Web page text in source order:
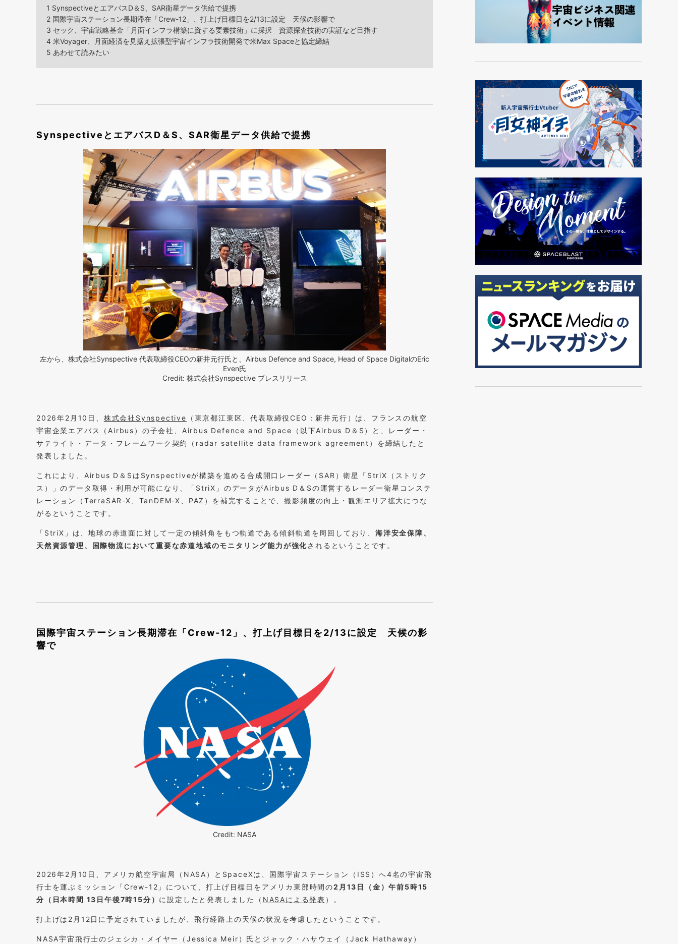
1 SynspectiveとエアバスD＆S、SAR衛星データ供給で提携
2 国際宇宙ステーション長期滞在「Crew-12」、打上げ目標日を2/13に設定 天候の影響で
3 セック、宇宙戦略基金「月面インフラ構築に資する要素技術」に採択 資源探査技術の実証など目指す
4 米Voyager、月面経済を見据え拡張型宇宙インフラ技術開発で米Max Spaceと協定締結
5 あわせて読みたい
SynspectiveとエアバスD＆S、SAR衛星データ供給で提携
左から、株式会社Synspective 代表取締役CEOの新井元行氏と、Airbus Defence and Space, Head of Space DigitalのEric
Even氏
Credit: 株式会社Synspective プレスリリース
2026年2月10日、 株式会社Synspective
（東京都江東区、代表取締役CEO：新井元行）は、フランスの航空
宇宙企業エアバス（Airbus）の子会社、Airbus Defence and Space（以下Airbus D＆S）と、レーダー・
サテライト・データ・フレームワーク契約（radar satellite data framework agreement）を締結したと
発表しました。
これにより、Airbus D＆SはSynspectiveが構築を進める合成開口レーダー（SAR）衛星「StriX（ストリク
ス）」のデータ取得・利用が可能になり、「StriX」のデータがAirbus D＆Sの運営するレーダー衛星コンステ
レーション（TerraSAR-X、TanDEM-X、PAZ）を補完することで、撮影頻度の向上・観測エリア拡大につな
がるということです。
「StriX」は、地球の赤道面に対して一定の傾斜角をもつ軌道である傾斜軌道を周回しており、 海洋安全保障、
天然資源管理、国際物流において重要な赤道地域のモニタリング能力が強化されるということです。
国際宇宙ステーション長期滞在「Crew-12」、打上げ目標日を2/13に設定 天候の影
響で
Credit: NASA
2026年2月10日、アメリカ航空宇宙局（NASA）とSpaceXは、国際宇宙ステーション（ISS）へ4名の宇宙飛
行士を運ぶミッション「Crew-12」について、打上げ目標日をアメリカ東部時間の2月13日（金）午前5時15
分（日本時間 13日午後7時15分） に設定したと発表しました（ NASAによる発表 ）。
打上げは2月12日に予定されていましたが、飛行経路上の天候の状況を考慮したということです。
NASA宇宙飛行士のジェシカ・メイヤー（Jessica Meir）氏とジャック・ハサウェイ（Jack Hathaway）